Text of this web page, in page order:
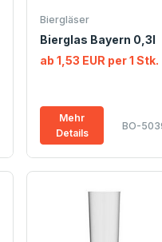
Biergläser
Bierglas Bayern 0,3l
ab 1,53 EUR per 1 Stk.
Mehr
Details
BO-